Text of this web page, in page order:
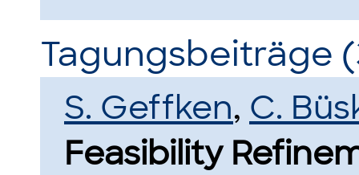
Tagungsbeiträge
S. Geffken, C.
Feasibility